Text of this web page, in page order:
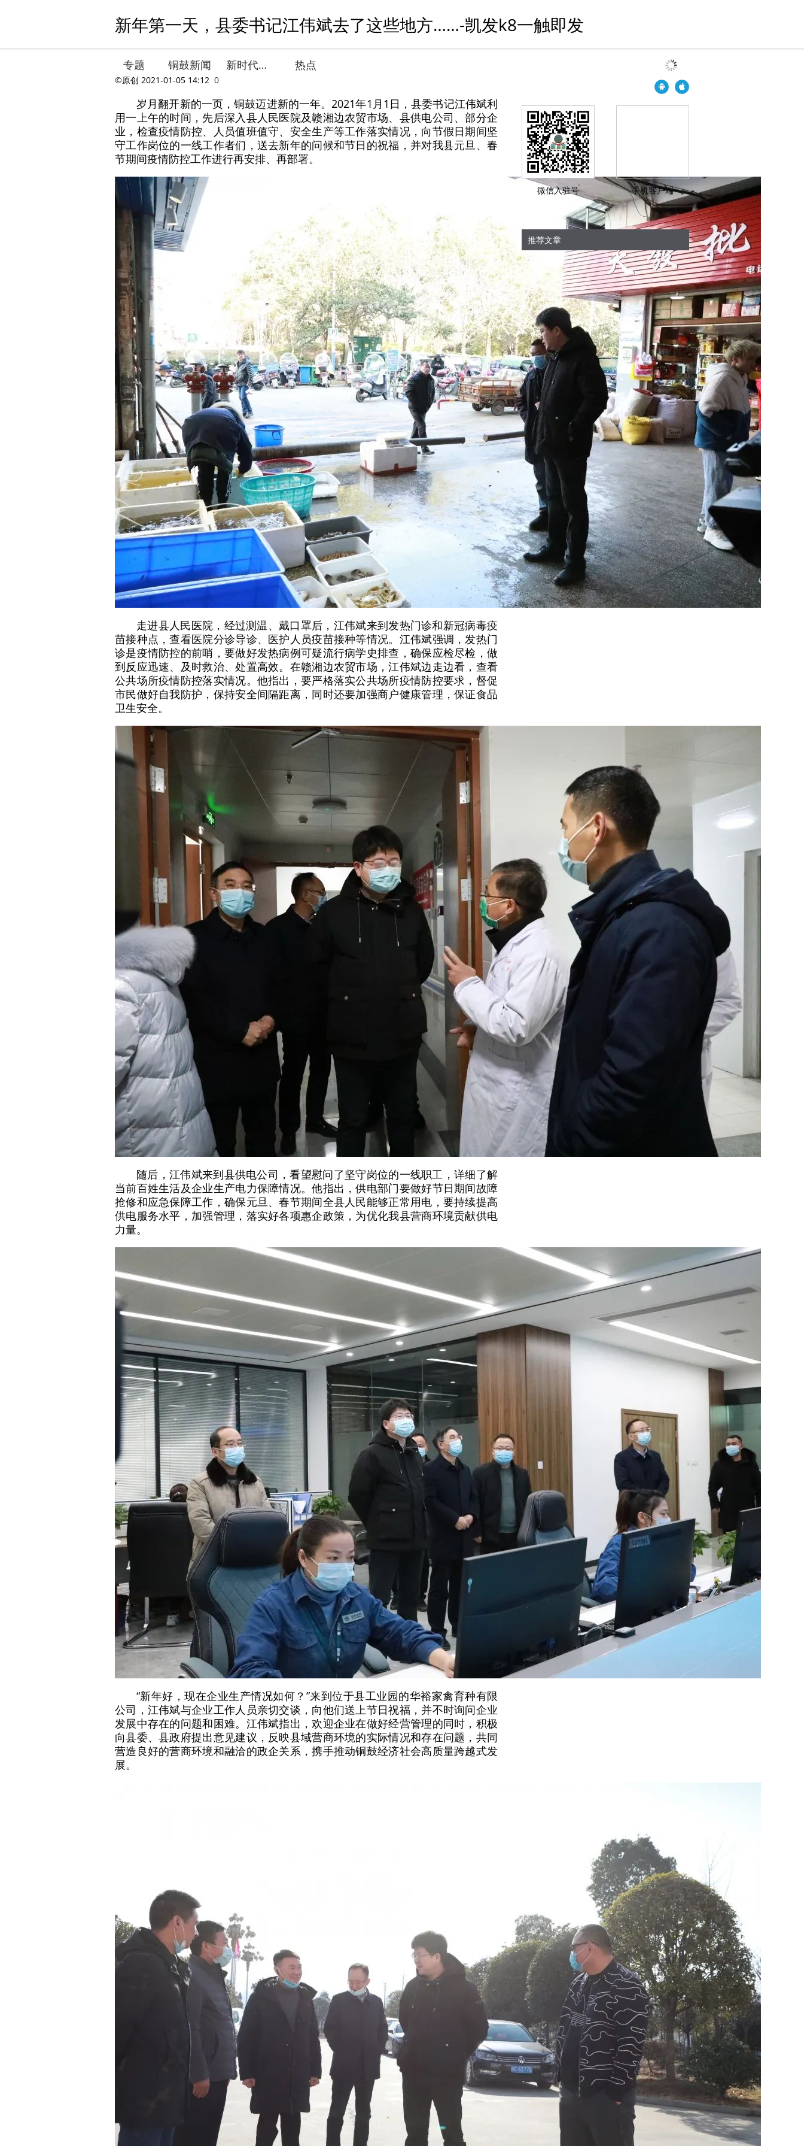
新年第一天，县委书记江伟斌去了这些地方……-凯发k8一触即发
专题 铜鼓新闻 新时代文明实践 热点
©原创 2021-01-05 14:12 0
岁月翻开新的一页，铜鼓迈进新的一年。2021年1月1日，县委书记江伟斌利
用一上午的时间，先后深入县人民医院及赣湘边农贸市场、县供电公司、部分企
业，检查疫情防控、人员值班值守、安全生产等工作落实情况，向节假日期间坚
守工作岗位的一线工作者们，送去新年的问候和节日的祝福，并对我县元旦、春
节期间疫情防控工作进行再安排、再部署。
走进县人民医院，经过测温、戴口罩后，江伟斌来到发热门诊和新冠病毒疫
苗接种点，查看医院分诊导诊、医护人员疫苗接种等情况。江伟斌强调，发热门
诊是疫情防控的前哨，要做好发热病例可疑流行病学史排查，确保应检尽检，做
到反应迅速、及时救治、处置高效。在赣湘边农贸市场，江伟斌边走边看，查看
公共场所疫情防控落实情况。他指出，要严格落实公共场所疫情防控要求，督促
市民做好自我防护，保持安全间隔距离，同时还要加强商户健康管理，保证食品
卫生安全。
随后，江伟斌来到县供电公司，看望慰问了坚守岗位的一线职工，详细了解
当前百姓生活及企业生产电力保障情况。他指出，供电部门要做好节日期间故障
抢修和应急保障工作，确保元旦、春节期间全县人民能够正常用电，要持续提高
供电服务水平，加强管理，落实好各项惠企政策，为优化我县营商环境贡献供电
力量。
“新年好，现在企业生产情况如何？”来到位于县工业园的华裕家禽育种有限
公司，江伟斌与企业工作人员亲切交谈，向他们送上节日祝福，并不时询问企业
发展中存在的问题和困难。江伟斌指出，欢迎企业在做好经营管理的同时，积极
向县委、县政府提出意见建议，反映县域营商环境的实际情况和存在问题，共同
营造良好的营商环境和融洽的政企关系，携手推动铜鼓经济社会高质量跨越式发
展。
微信入驻号 手机客户端
推荐文章